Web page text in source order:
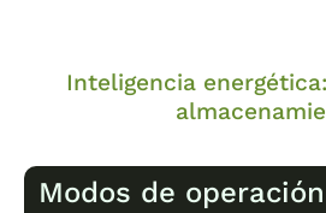
Inteligencia
Modos de operación